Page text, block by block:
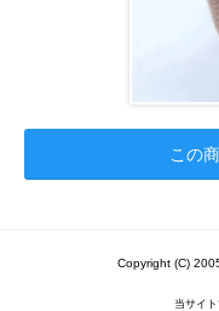
この
Copyright (C)
当サイ